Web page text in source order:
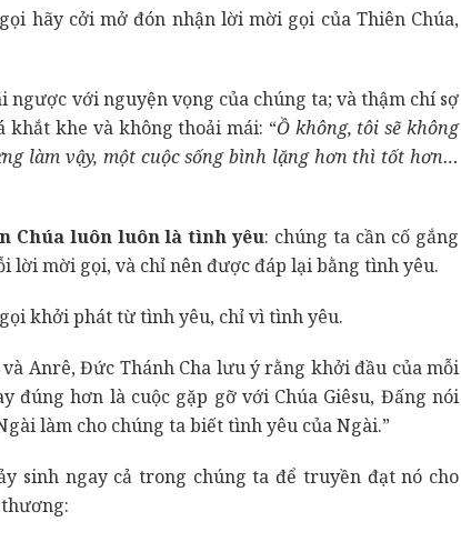
hãy cởi mở đón nhận lời mời gọi của Thiên Chúa,
ngược với nguyện vọng của chúng ta; và thậm chí sợ
khe và không thoải mái: “Ồ không, tôi sẽ không
làm vậy, một cuộc sống bình lặng hơn thì tốt hơn…
Chúa luôn luôn là tình yêu: chúng ta cần cố gắng
lời mời gọi, và chỉ nên được đáp lại bằng tình yêu.
khởi phát từ tình yêu, chỉ vì tình yêu.
Anrê, Đức Thánh Cha lưu ý rằng khởi đầu của mỗi
đúng hơn là cuộc gặp gỡ với Chúa Giêsu, Đấng nói
làm cho chúng ta biết tình yêu của Ngài.”
sinh ngay cả trong chúng ta để truyền đạt nó cho